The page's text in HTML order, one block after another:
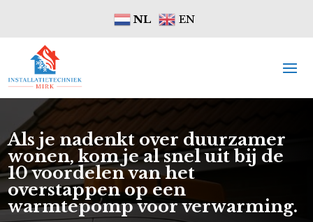
NL EN
Als je nadenkt over duurzamer
wonen, kom je al snel uit bij de
10 voordelen van het
overstappen op een
warmtepomp voor verwarming.